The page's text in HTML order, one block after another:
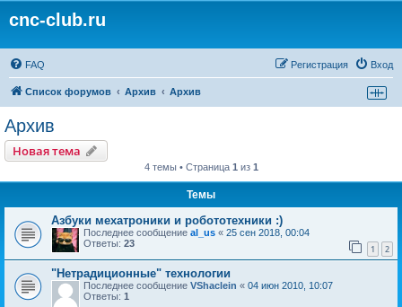
cnc-club.ru
FAQ Вход
Регистрация
Список форумов Архив Архив
Архив
Новая тема
4 темы • Страница 1 из 1
Темы
Азбуки мехатроники и робототехники :)
Последнее сообщение al_us « 25 сен 2018, 00:04
Ответы: 23 1 2
"Нетрадиционные" технологии
Последнее сообщение VShaclein « 04 июн 2010, 10:07
Ответы: 1